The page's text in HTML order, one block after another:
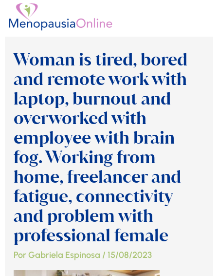
Woman is tired, bored
and remote work with
laptop, burnout and
overworked with
employee with brain
fog. Working from
home, freelancer and
fatigue, connectivity
and problem with
professional female
PorGabriela Espinosa / 15/08/2023